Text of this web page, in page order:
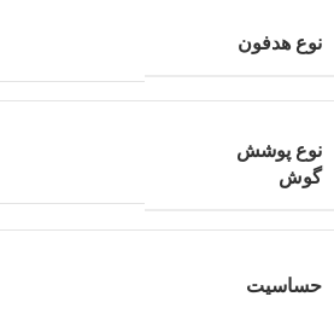
نوع هدفون
نوع پوشش
گوش
حساسیت